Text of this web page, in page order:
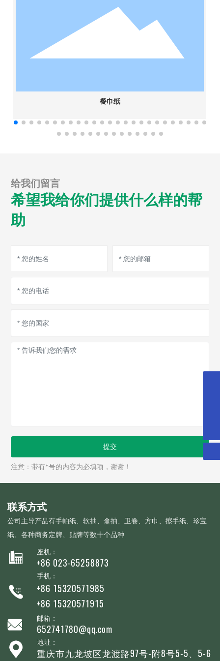
餐巾纸
给我们留言
希望我给你们提供什么样的帮
助
提交
注意：带有*号的内容为必填项，谢谢！
联系方式
公司主导产品有手帕纸、软抽、盒抽、卫卷、方巾、擦手纸、珍宝
纸、各种商务定牌、贴牌等数十个品种
座机：
+86 023-65258873
手机：
+86 15320571985
+86 15320571915
邮箱：
652741780@qq.com
地址：
重庆市九龙坡区龙渡路97号-附8号5-5、5-6